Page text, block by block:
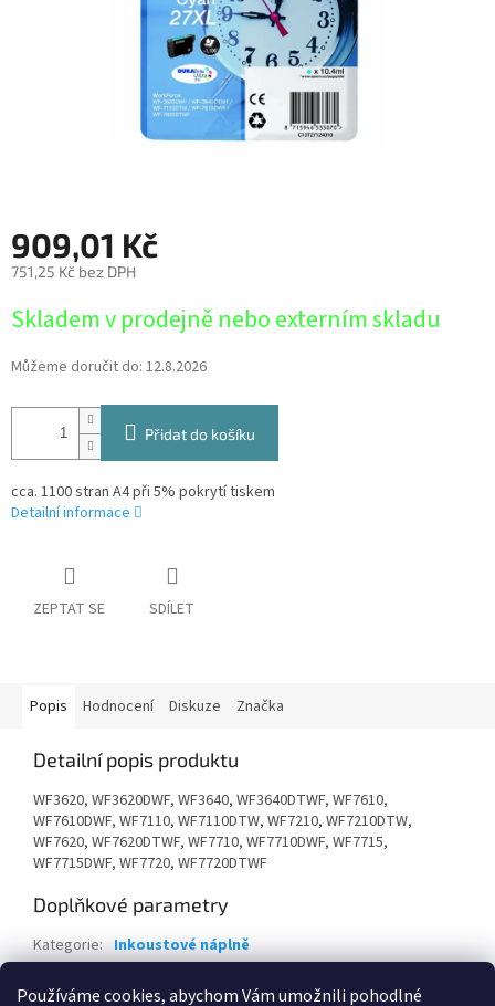
Používáme cookies, abychom Vám umožnili pohodlné
909,01 Kč
751,25 Kč bez DPH
cena:
Skladem v prodejně nebo externím skladu
Můžeme doručit do: 12.8.2026
Přidat do košíku
cca. 1100 stran A4 při 5% pokrytí tiskem
Detailní informace
ZEPTAT SE SDÍLET
Popis Hodnocení Diskuze Značka
Detailní popis produktu
WF3620, WF3620DWF, WF3640, WF3640DTWF, WF7610,
WF7610DWF, WF7110, WF7110DTW, WF7210, WF7210DTW,
WF7620, WF7620DTWF, WF7710, WF7710DWF, WF7715,
WF7715DWF, WF7720, WF7720DTWF
Doplňkové parametry
Kategorie: Inkoustové náplně
EAN: 8715946625867